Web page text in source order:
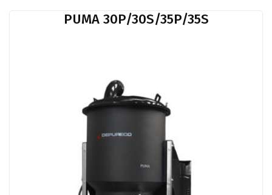
PUMA 30P/30S/35P/35S